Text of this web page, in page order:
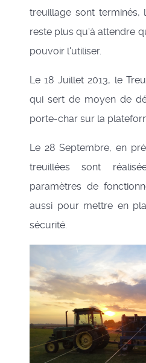
treuillage sont
reste plus qu'à attendre
pouvoir l'utiliser.
Le 18 Juillet 2013, le
qui sert de moyen de
porte-char sur la
Le 28 Septembre, en
treuillées sont
paramètres de
aussi pour mettre en
sécurité.